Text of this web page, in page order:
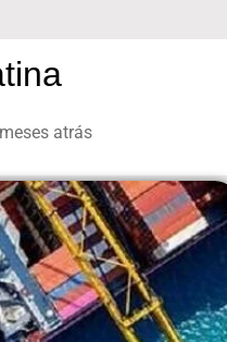
Hidrogênio Verde
Transição Energética
atrás